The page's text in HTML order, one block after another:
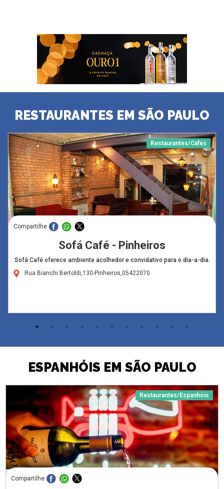
RESTAURANTES EM SÃO PAULO
Restaurantes/Cafés
Compartilhe
Sofá Café - Pinheiros
Sofá Café oferece ambiente acolhedor e convidativo para o dia-a-dia.
Rua Bianchi Bertoldi,130-Pinheiros,05422070
ESPANHÓIS EM SÃO PAULO
Restaurantes/Espanhóis
Compartilhe